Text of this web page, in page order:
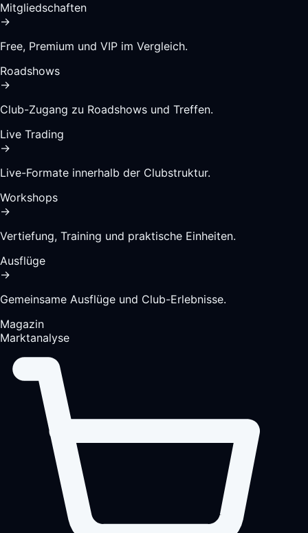
Mitgliedschaften
→
Free, Premium und VIP im Vergleich.
Roadshows
→
Club-Zugang zu Roadshows und Treffen.
Live Trading
→
Live-Formate innerhalb der Clubstruktur.
Workshops
→
Vertiefung, Training und praktische Einheiten.
Ausflüge
→
Gemeinsame Ausflüge und Club-Erlebnisse.
Magazin
Marktanalyse